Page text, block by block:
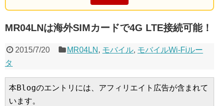
MR04LNは海外SIMカードで4G LTE接続可能！
2015/7/20 MR04LN , モバイル, モバイルWi-Fiルー
タ
本Blogのエントリには、アフィリエイト広告が含まれて
います。